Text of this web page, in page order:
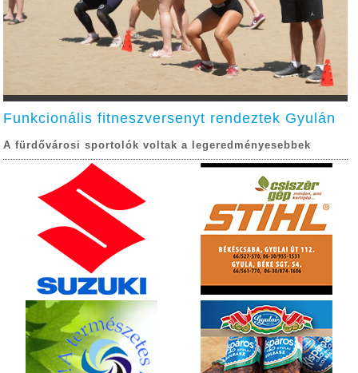
Funkcionális fitneszversenyt rendeztek Gyulán
A fürdővárosi sportolók voltak a legeredményesebbek